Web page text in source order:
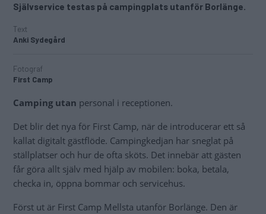
Självservice testas på campingplats utanför Borlänge.
Text
Anki Sydegård
Fotograf
First Camp
Camping utan personal i receptionen.
Det blir det nya för First Camp, när de introducerar ett så
kallat digitalt gästflöde. Campingkedjan har sneglat på
ställplatser och hur de ofta sköts. Det innebär att gästen
får göra allt själv med hjälp av mobilen: boka, betala,
checka in, öppna bommar och servicehus.
Först ut är First Camp Mellsta utanför Borlänge. Den är